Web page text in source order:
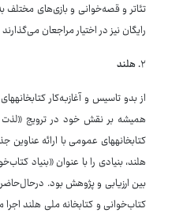
تئاتر و قصه‌خوانی و بازی‌های مختلف
رایگان نیز در اختیار مراجعان
۲. هلند
از بدو تاسیس و آغازبه‌کار
هلند، بنیادی را با عنوان «بنیاد
بین ارزیابی و پژوهش بود.